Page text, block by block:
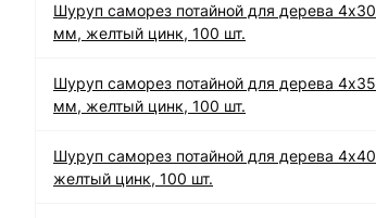
Шуруп саморез потайной для дерева 4х30
мм, желтый цинк, 100 шт.
Шуруп саморез потайной для дерева 4х35
мм, желтый цинк, 100 шт.
Шуруп саморез потайной для дерева 4х40
желтый цинк, 100 шт.